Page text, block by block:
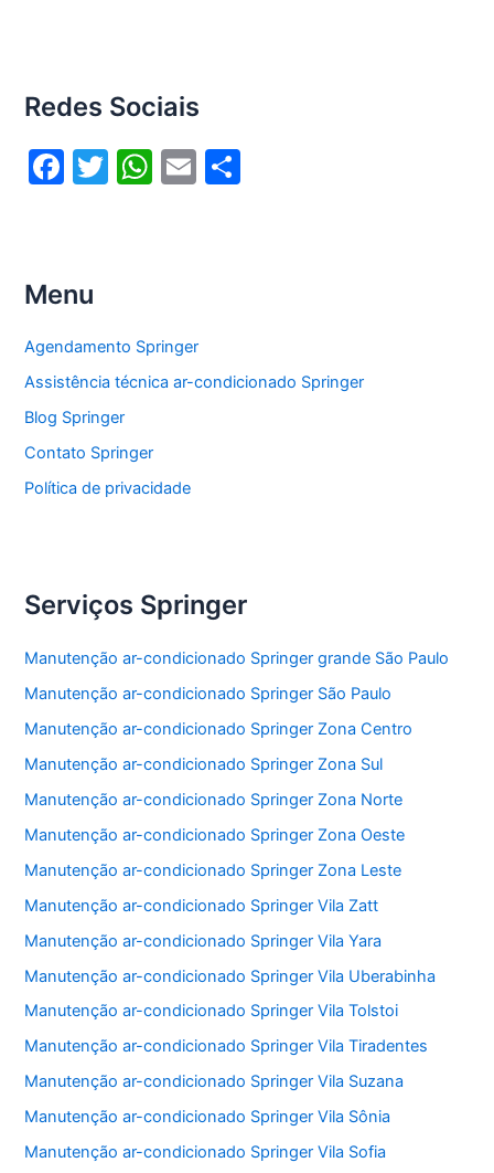
Redes Sociais
F
b
o
o
k
T
W
p
p
E
Menu
Agendamento Springer
Assistência técnica ar-condicionado Springer
Blog Springer
Contato Springer
Política de privacidade
Serviços Springer
Manutenção ar-condicionado Springer grande São Paulo
Manutenção ar-condicionado Springer São Paulo
Manutenção ar-condicionado Springer Zona Centro
Manutenção ar-condicionado Springer Zona Sul
Manutenção ar-condicionado Springer Zona Norte
Manutenção ar-condicionado Springer Zona Oeste
Manutenção ar-condicionado Springer Zona Leste
Manutenção ar-condicionado Springer Vila Zatt
Manutenção ar-condicionado Springer Vila Yara
Manutenção ar-condicionado Springer Vila Uberabinha
Manutenção ar-condicionado Springer Vila Tolstoi
Manutenção ar-condicionado Springer Vila Tiradentes
Manutenção ar-condicionado Springer Vila Suzana
Manutenção ar-condicionado Springer Vila Sônia
Manutenção ar-condicionado Springer Vila Sofia